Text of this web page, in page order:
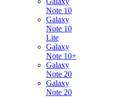
Note 10
Galaxy
Note 10
Lite
Galaxy
Note 10+
Galaxy
Note 20
Galaxy
Note 20